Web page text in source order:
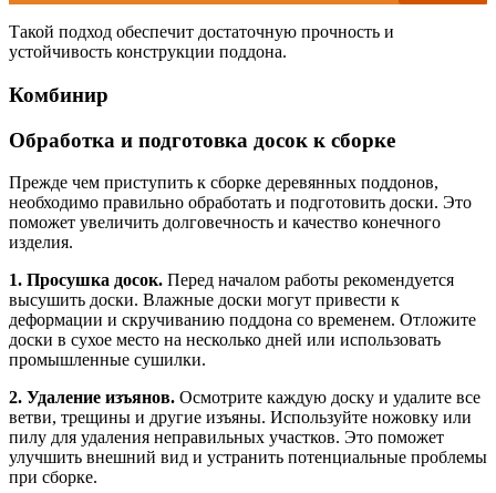
Такой подход обеспечит достаточную прочность и
устойчивость конструкции поддона.
Комбинир
Обработка и подготовка досок к сборке
Прежде чем приступить к сборке деревянных поддонов,
необходимо правильно обработать и подготовить доски. Это
поможет увеличить долговечность и качество конечного
изделия.
1. Просушка досок. Перед началом работы рекомендуется
высушить доски. Влажные доски могут привести к
деформации и скручиванию поддона со временем. Отложите
доски в сухое место на несколько дней или использовать
промышленные сушилки.
2. Удаление изъянов. Осмотрите каждую доску и удалите все
ветви, трещины и другие изъяны. Используйте ножовку или
пилу для удаления неправильных участков. Это поможет
улучшить внешний вид и устранить потенциальные проблемы
при сборке.